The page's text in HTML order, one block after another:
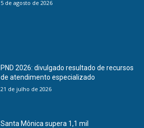
5 de agosto de 2026
PND 2026: divulgado resultado de recursos
de atendimento especializado
21 de julho de 2026
Santa Mônica supera 1,1 mil